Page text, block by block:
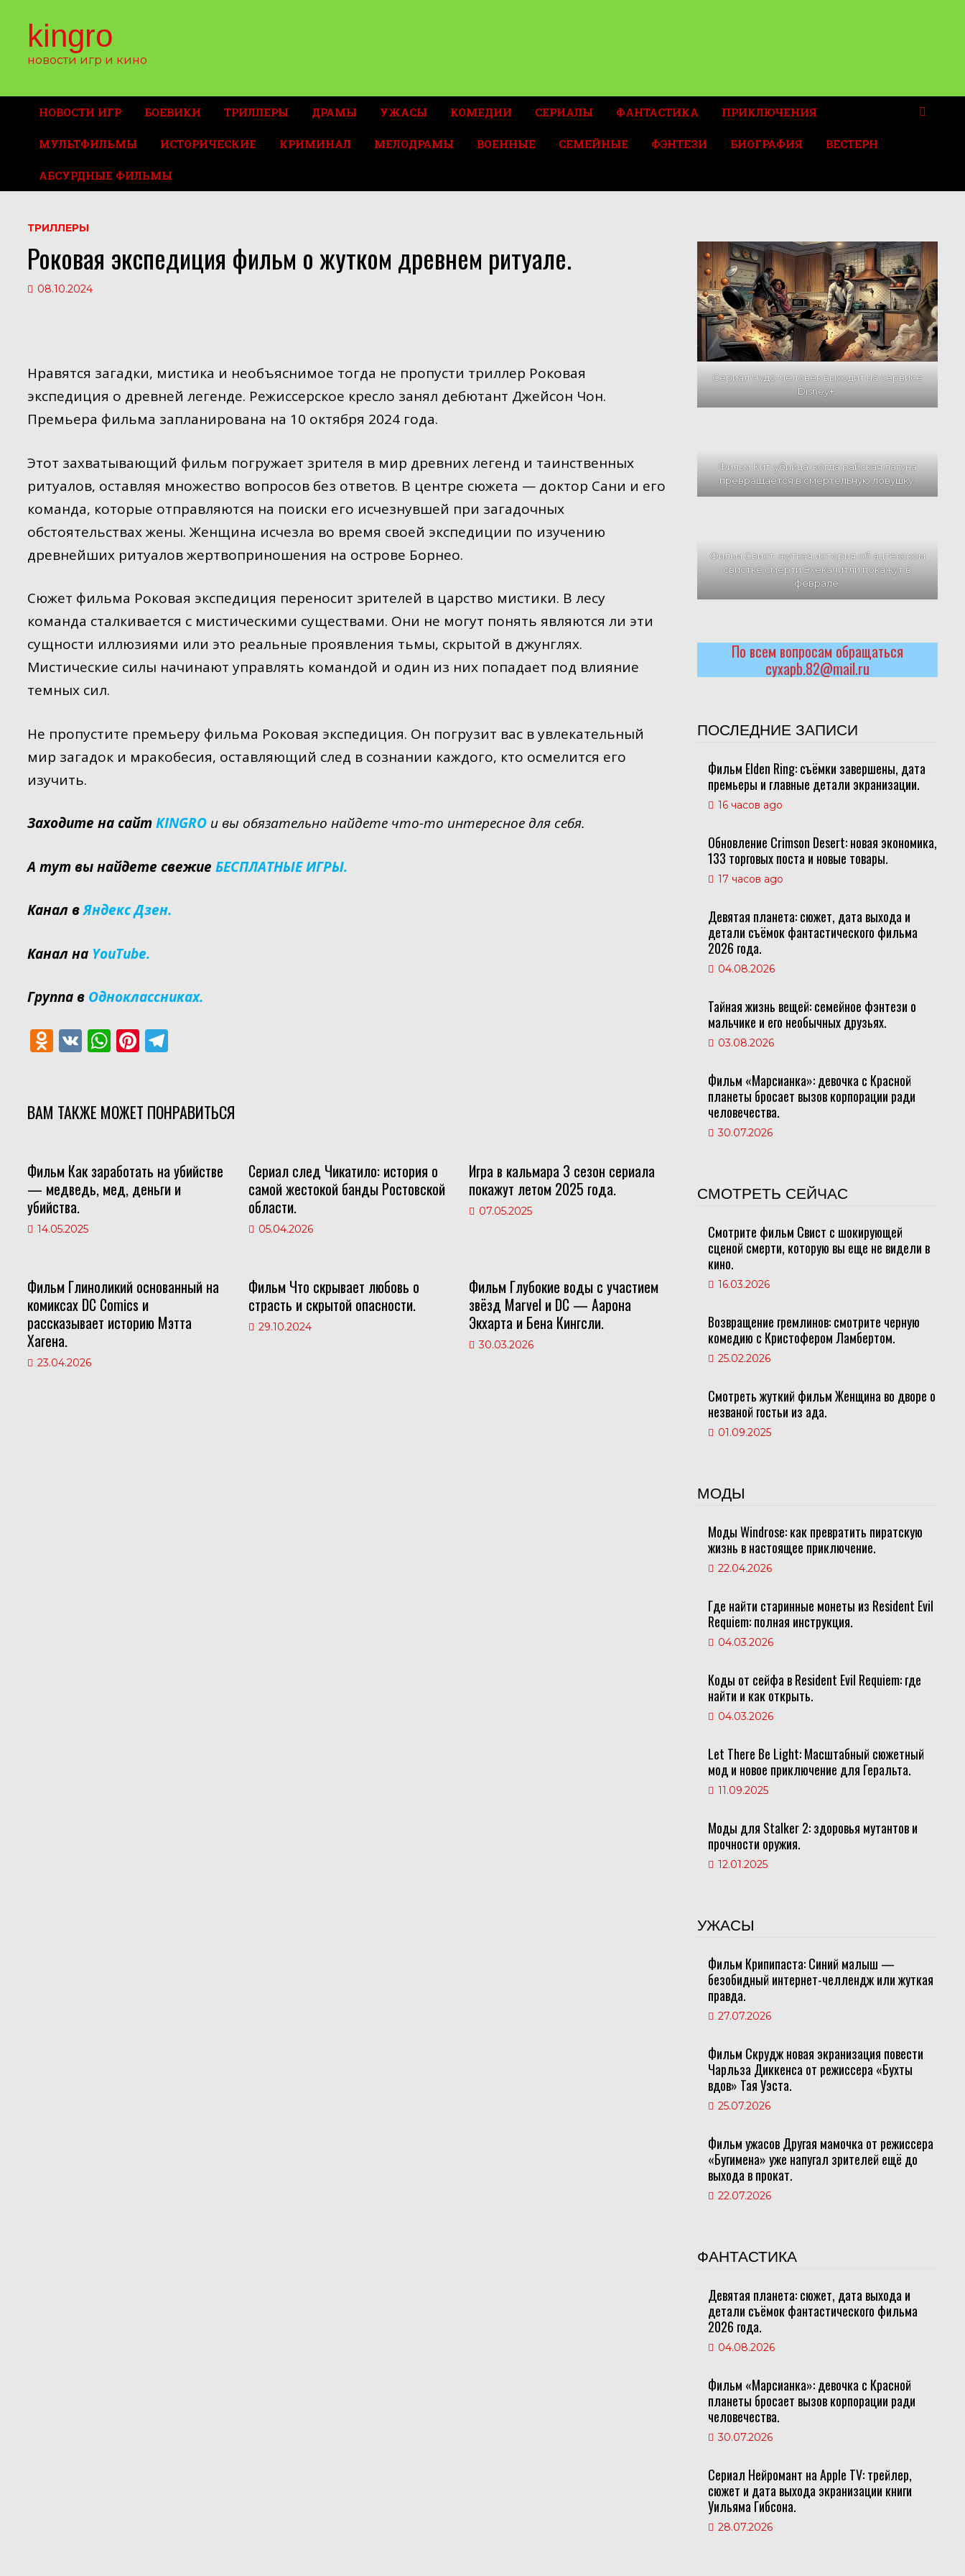
содержимому
kingro
новости игр и кино
НОВОСТИ ИГР БОЕВИКИ ТРИЛЛЕРЫ ДРАМЫ УЖАСЫ КОМЕДИИ СЕРИАЛЫ ФАНТАСТИКА ПРИКЛЮЧЕНИЯ
МУЛЬТФИЛЬМЫ ИСТОРИЧЕСКИЕ КРИМИНАЛ МЕЛОДРАМЫ ВОЕННЫЕ СЕМЕЙНЫЕ ФЭНТЕЗИ БИОГРАФИЯ ВЕСТЕРН
АБСУРДНЫЕ ФИЛЬМЫ
ТРИЛЛЕРЫ
Роковая экспедиция фильм о жутком древнем ритуале.
08.10.2024
Нравятся загадки, мистика и необъяснимое тогда не пропусти триллер Роковая
экспедиция о древней легенде. Режиссерское кресло занял дебютант Джейсон Чон.
Премьера фильма запланирована на 10 октября 2024 года.
Этот захватывающий фильм погружает зрителя в мир древних легенд и таинственных
ритуалов, оставляя множество вопросов без ответов. В центре сюжета — доктор Сани и его
команда, которые отправляются на поиски его исчезнувшей при загадочных
обстоятельствах жены. Женщина исчезла во время своей экспедиции по изучению
древнейших ритуалов жертвоприношения на острове Борнео.
Сюжет фильма Роковая экспедиция переносит зрителей в царство мистики. В лесу
команда сталкивается с мистическими существами. Они не могут понять являются ли эти
сущности иллюзиями или это реальные проявления тьмы, скрытой в джунглях.
Мистические силы начинают управлять командой и один из них попадает под влияние
темных сил.
Не пропустите премьеру фильма Роковая экспедиция. Он погрузит вас в увлекательный
мир загадок и мракобесия, оставляющий след в сознании каждого, кто осмелится его
изучить.
Заходите на сайтKINGRO и вы обязательно найдете что-то интересное для себя.
А тут вы найдете свежиеБЕСПЛАТНЫЕ ИГРЫ.
Канал в Яндекс Дзен.
Канал на YouTube.
Группа в Одноклассниках.
O
d
o
s
ni
ki
V
K
W
h
s
p
Pi
nt
e gr
ВАМ ТАКЖЕ МОЖЕТ ПОНРАВИТЬСЯ
Фильм Как заработать на убийстве
— медведь, мед, деньги и
убийства.
14.05.2025
Сериал след Чикатило: история о
самой жестокой банды Ростовской
области.
05.04.2026
Игра в кальмара 3 сезон сериала
покажут летом 2025 года.
07.05.2025
Фильм Глиноликий основанный на
комиксах DC Comics и
рассказывает историю Мэтта
Хагена.
23.04.2026
Фильм Что скрывает любовь о
страсть и скрытой опасности.
29.10.2024
Фильм Глубокие воды с участием
звёзд Marvel и DC — Аарона
Экхарта и Бена Кингсли.
30.03.2026
Сериал Чудо-человек выходит на сервисе
Disney+.
Фильм Кит-убийца: когда райская лагуна
превращается в смертельную ловушку.
Фильм Свист: жуткая история об ацтекском
свистке смерти Эхекачитли покажут в
феврале.
По всем вопросам обращаться
cyxapb.82@mail.ru
ПОСЛЕДНИЕ ЗАПИСИ
Фильм Elden Ring: съёмки завершены, дата
премьеры и главные детали экранизации.
16 часов ago
Обновление Crimson Desert: новая экономика,
133 торговых поста и новые товары.
17 часов ago
Девятая планета: сюжет, дата выхода и
детали съёмок фантастического фильма
2026 года.
04.08.2026
Тайная жизнь вещей: семейное фэнтези о
мальчике и его необычных друзьях.
03.08.2026
Фильм «Марсианка»: девочка с Красной
планеты бросает вызов корпорации ради
человечества.
30.07.2026
СМОТРЕТЬ СЕЙЧАС
Смотрите фильм Свист с шокирующей
сценой смерти, которую вы еще не видели в
кино.
16.03.2026
Возвращение гремлинов: смотрите черную
комедию с Кристофером Ламбертом.
25.02.2026
Смотреть жуткий фильм Женщина во дворе о
незваной гостьи из ада.
01.09.2025
МОДЫ
Моды Windrose: как превратить пиратскую
жизнь в настоящее приключение.
22.04.2026
Где найти старинные монеты из Resident Evil
Requiem: полная инструкция.
04.03.2026
Коды от сейфа в Resident Evil Requiem: где
найти и как открыть.
04.03.2026
Let There Be Light: Масштабный сюжетный
мод и новое приключение для Геральта.
11.09.2025
Моды для Stalker 2: здоровья мутантов и
прочности оружия.
12.01.2025
УЖАСЫ
Фильм Крипипаста: Синий малыш —
безобидный интернет-челлендж или жуткая
правда.
27.07.2026
Фильм Скрудж новая экранизация повести
Чарльза Диккенса от режиссера «Бухты
вдов» Тая Уэста.
25.07.2026
Фильм ужасов Другая мамочка от режиссера
«Бугимена» уже напугал зрителей ещё до
выхода в прокат.
22.07.2026
ФАНТАСТИКА
Девятая планета: сюжет, дата выхода и
детали съёмок фантастического фильма
2026 года.
04.08.2026
Фильм «Марсианка»: девочка с Красной
планеты бросает вызов корпорации ради
человечества.
30.07.2026
Сериал Нейромант на Apple TV: трейлер,
сюжет и дата выхода экранизации книги
Уильяма Гибсона.
28.07.2026